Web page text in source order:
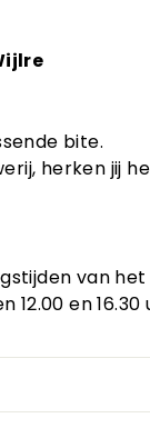
bite.
herken jij
van
en 16.30